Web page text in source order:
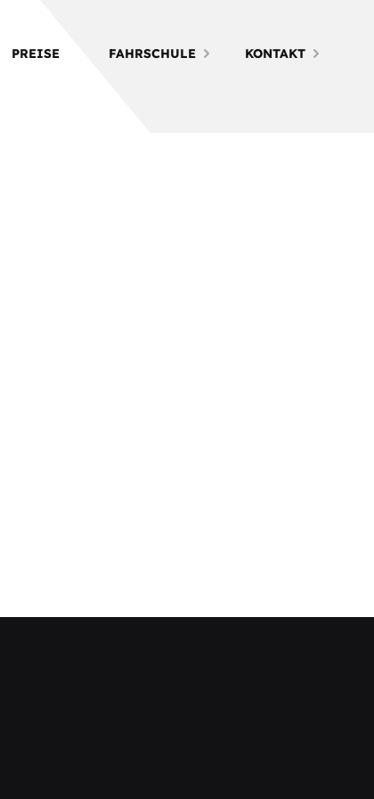
PREISE FAHRSCHULE KONTAKT